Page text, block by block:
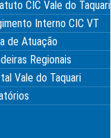
CIC Vale do Taquari
Interno CIC VT
de Atuação
Regionais
Vale do Taquari